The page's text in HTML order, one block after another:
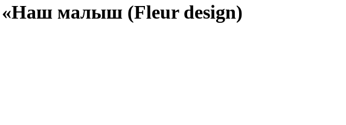
малыш (Fleur design)